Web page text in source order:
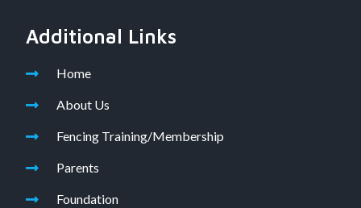
Additional Links
Home
About Us
Fencing Training/Membership
Parents
Foundation